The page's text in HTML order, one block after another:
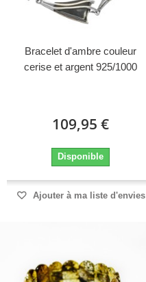
Bracelet d'ambre couleur
cerise et argent 925/1000
109,95 €
Disponible
Ajouter à ma liste d'envies